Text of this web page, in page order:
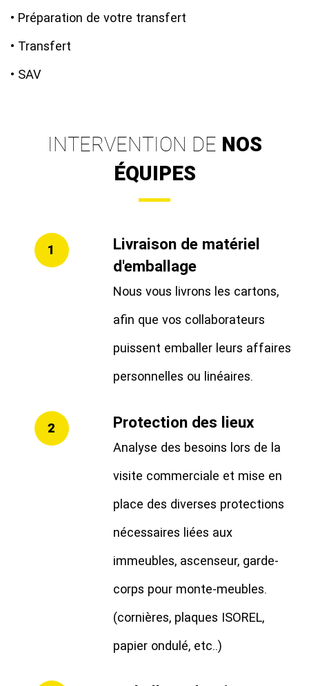
• Préparation de votre transfert
• Transfert
• SAV
INTERVENTION DE NOS
ÉQUIPES
1
Livraison de matériel
d'emballage
Nous vous livrons les cartons,
afin que vos collaborateurs
puissent emballer leurs affaires
personnelles ou linéaires.
2 Protection des lieux
Analyse des besoins lors de la
visite commerciale et mise en
place des diverses protections
nécessaires liées aux
immeubles, ascenseur, garde-
corps pour monte-meubles.
(cornières, plaques ISOREL,
papier ondulé, etc..)